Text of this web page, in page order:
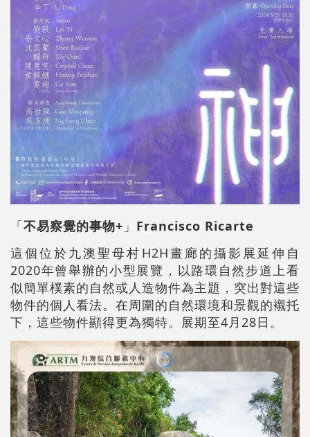
「不易察覺的事物+ 」 Francisco Ricarte
這個位於九澳聖母村H2H畫廊的攝影展延伸自
2020年曾舉辦的小型展覽，以路環自然步道上看
似簡單樸素的自然或人造物件為主題，突出對這些
物件的個人看法。在周圍的自然環境和景觀的襯托
下，這些物件顯得更為獨特。展期至4月28日。